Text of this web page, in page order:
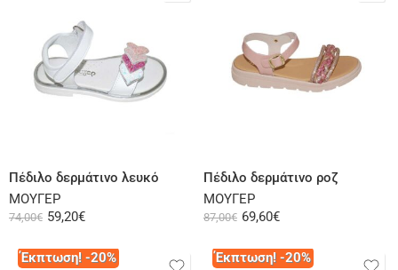
Πέδιλο δερμάτινο λευκό
ΜΟΥΓΕΡ
74,00€ 59,20€
Πέδιλο δερμάτινο ροζ
ΜΟΥΓΕΡ
87,00€ 69,60€
Έκπτωση! -20% Έκπτωση! -20%